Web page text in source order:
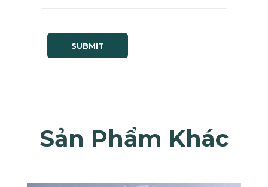
Sản Phẩm Khác